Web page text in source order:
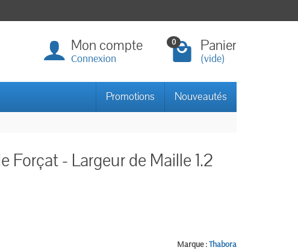
Mon compte
Connexion
0 Panier
(vide)
Promotions Nouveautés
Forçat - Largeur de Maille 1.2
Marque :Thabora